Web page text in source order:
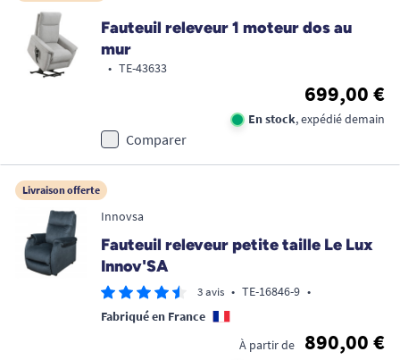
Fauteuil releveur 1 moteur dos au
mur
• TE-43633
699,00 €
En stock, expédié demain
Comparer
Livraison offerte
Innovsa
Fauteuil releveur petite taille Le Lux
Innov'SA
3 avis • TE-16846-9 •
Fabriqué en France
À partir de
890,00 €